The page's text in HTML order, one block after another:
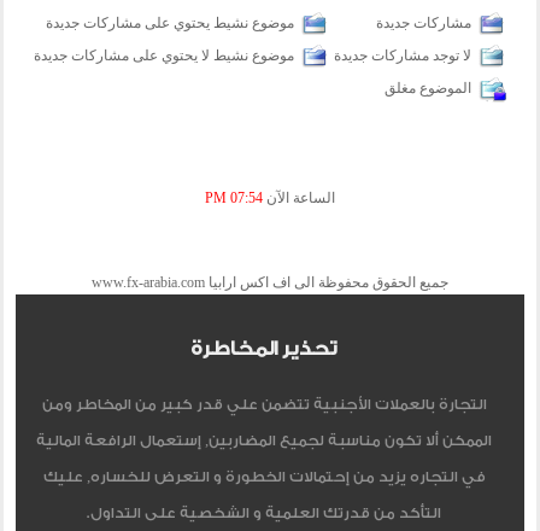
مشاركات جديدة
موضوع نشيط يحتوي على مشاركات جديدة
لا توجد مشاركات جديدة
موضوع نشيط لا يحتوي على مشاركات جديدة
الموضوع مغلق
الساعة الآن 07:54 PM
جميع الحقوق محفوظة الى اف اكس ارابيا www.fx-arabia.com
تحذير المخاطرة
التجارة بالعملات الأجنبية تتضمن علي قدر كبير من المخاطر ومن
الممكن ألا تكون مناسبة لجميع المضاربين, إستعمال الرافعة المالية
في التجاره يزيد من إحتمالات الخطورة و التعرض للخساره, عليك
التأكد من قدرتك العلمية و الشخصية على التداول.